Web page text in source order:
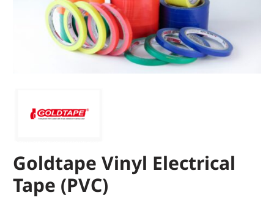
Goldtape Vinyl Electrical
Tape (PVC)